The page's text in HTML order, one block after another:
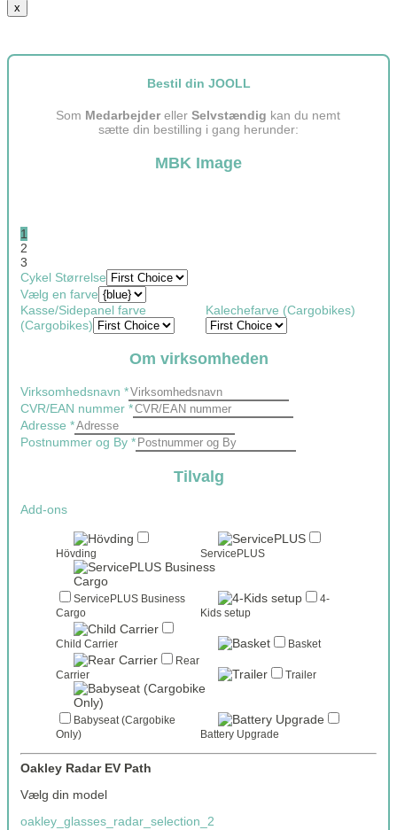
x
Bestil din JOOLL
Som Medarbejder ellerSelvstændig kan du nemt
sætte din bestilling i gang herunder:
MBK Image
1
2
3
Cykel Størrelse
Vælg en farve
Kasse/Sidepanel farve
(Cargobikes)
Kalechefarve (Cargobikes)
Om virksomheden
Virksomhedsnavn *
CVR/EAN nummer *
Adresse *
Postnummer og By *
Tilvalg
Add-ons
Hövding ServicePLUS
ServicePLUS Business
Cargo
4-
Kids setup
Child Carrier
Basket
Rear
Carrier
Trailer
Babyseat (Cargobike
Only)
Battery Upgrade
Oakley Radar EV Path
Vælg din model
oakley_glasses_radar_selection_2